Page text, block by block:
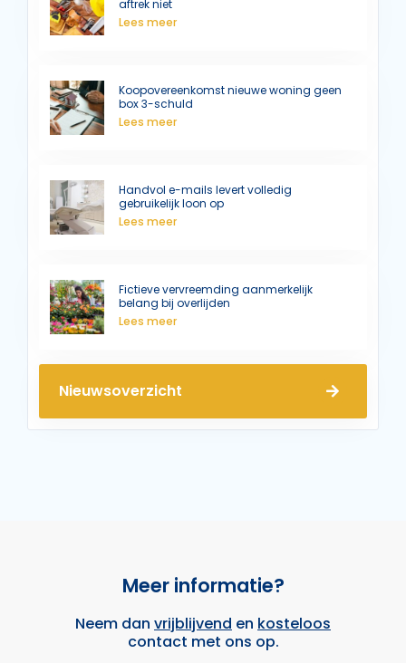
aftrek niet
Lees meer
Koopovereenkomst nieuwe woning geen
box 3-schuld
Lees meer
Handvol e-mails levert volledig
gebruikelijk loon op
Lees meer
Fictieve vervreemding aanmerkelijk
belang bij overlijden
Lees meer
Nieuwsoverzicht
Meer informatie?
Neem dan vrijblijvend en kosteloos
contact met ons op.